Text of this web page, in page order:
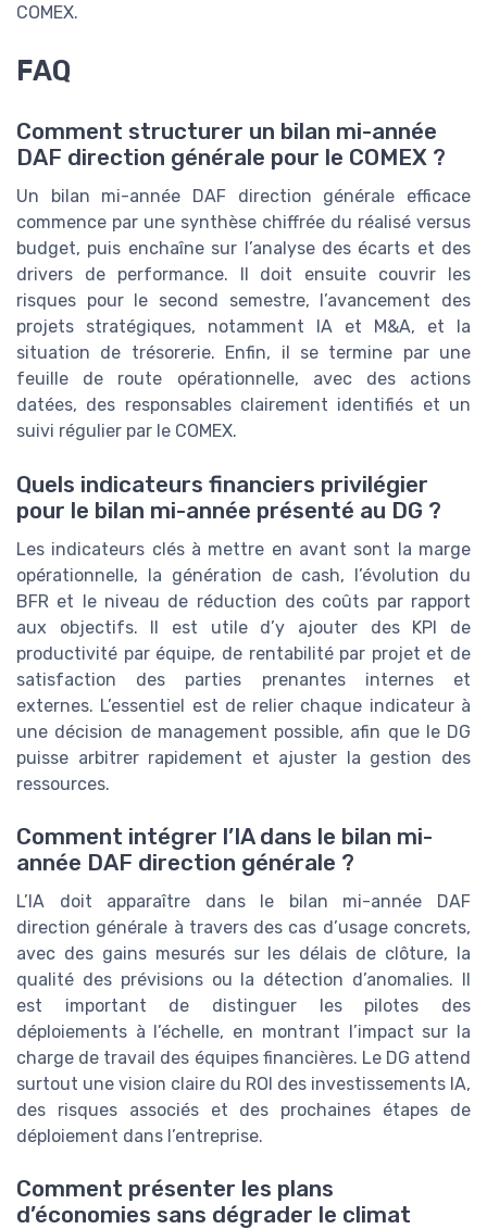
COMEX.
FAQ
Comment structurer un bilan mi-année
DAF direction générale pour le COMEX ?
Un bilan mi-année DAF direction générale efficace
commence par une synthèse chiffrée du réalisé versus
budget, puis enchaîne sur l’analyse des écarts et des
drivers de performance. Il doit ensuite couvrir les
risques pour le second semestre, l’avancement des
projets stratégiques, notamment IA et M&A, et la
situation de trésorerie. Enfin, il se termine par une
feuille de route opérationnelle, avec des actions
datées, des responsables clairement identifiés et un
suivi régulier par le COMEX.
Quels indicateurs financiers privilégier
pour le bilan mi-année présenté au DG ?
Les indicateurs clés à mettre en avant sont la marge
opérationnelle, la génération de cash, l’évolution du
BFR et le niveau de réduction des coûts par rapport
aux objectifs. Il est utile d’y ajouter des KPI de
productivité par équipe, de rentabilité par projet et de
satisfaction des parties prenantes internes et
externes. L’essentiel est de relier chaque indicateur à
une décision de management possible, afin que le DG
puisse arbitrer rapidement et ajuster la gestion des
ressources.
Comment intégrer l’IA dans le bilan mi-
année DAF direction générale ?
L’IA doit apparaître dans le bilan mi-année DAF
direction générale à travers des cas d’usage concrets,
avec des gains mesurés sur les délais de clôture, la
qualité des prévisions ou la détection d’anomalies. Il
est important de distinguer les pilotes des
déploiements à l’échelle, en montrant l’impact sur la
charge de travail des équipes financières. Le DG attend
surtout une vision claire du ROI des investissements IA,
des risques associés et des prochaines étapes de
déploiement dans l’entreprise.
Comment présenter les plans
d’économies sans dégrader le climat